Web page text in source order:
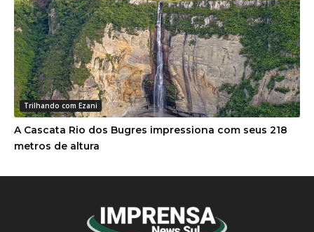
Trilhando com Ezani
A Cascata Rio dos Bugres impressiona com seus 218
metros de altura